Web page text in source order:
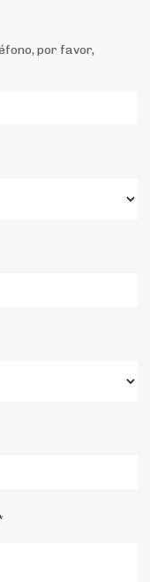
por favor,